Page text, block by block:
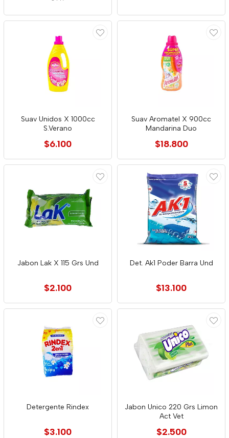
Suav Unidos X 1000cc
S.Verano
$6.100
Suav Aromatel X 900cc
Mandarina Duo
$18.800
Jabon Lak X 115 Grs Und
$2.100
Det. Ak1 Poder Barra Und
$13.100
Detergente Rindex
$3.100
Jabon Unico 220 Grs Limon
Act Vet
$2.500